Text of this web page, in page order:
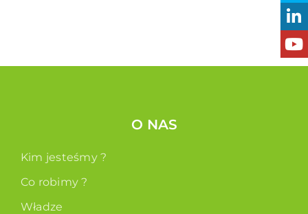
O NAS
Kim jesteśmy ?
Co robimy ?
Władze